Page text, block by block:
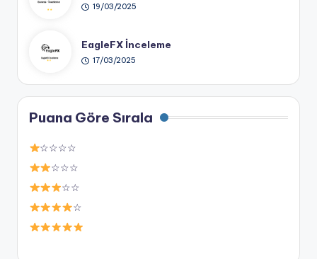
19/03/2025
EagleFX İnceleme
17/03/2025
Puana Göre Sırala
☆☆☆☆
☆☆☆
☆☆
☆